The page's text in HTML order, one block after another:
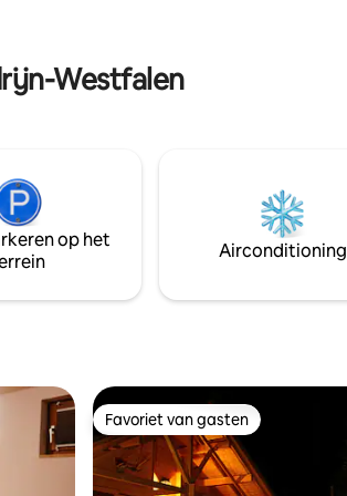
Westfalen
op het
Airconditioning
Favoriet van gasten
Favoriet van gasten